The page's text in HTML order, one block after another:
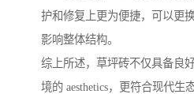
护和修复上更为便捷，可以更
影响整体结构。
综上所述，草坪砖不仅具备良
境的 aesthetics，更符合现代生